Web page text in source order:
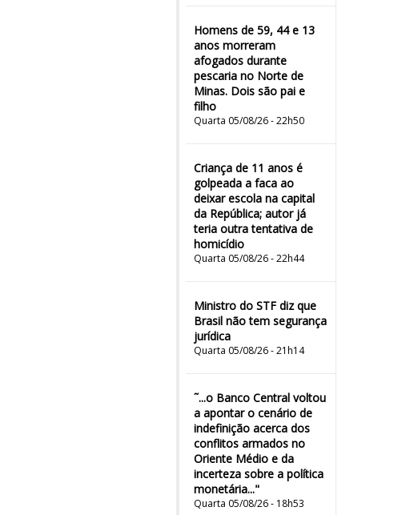
Homens de 59, 44 e 13
anos morreram
afogados durante
pescaria no Norte de
Minas. Dois são pai e
filho
Quarta 05/08/26 - 22h50
Criança de 11 anos é
golpeada a faca ao
deixar escola na capital
da República; autor já
teria outra tentativa de
homicídio
Quarta 05/08/26 - 22h44
Ministro do STF diz que
Brasil não tem segurança
jurídica
Quarta 05/08/26 - 21h14
˜...o Banco Central voltou
a apontar o cenário de
indefinição acerca dos
conflitos armados no
Oriente Médio e da
incerteza sobre a política
monetária..."
Quarta 05/08/26 - 18h53